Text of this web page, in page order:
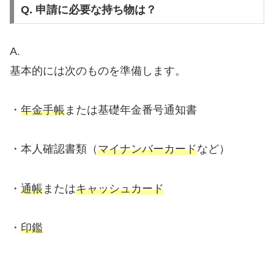
Q. 申請に必要な持ち物は？
A.
基本的には次のものを準備します。
・ 年金手帳または基礎年金番号通知書
・本人確認書類（マイナンバーカードなど）
・ 通帳 またはキャッシュカード
・ 印鑑